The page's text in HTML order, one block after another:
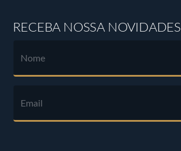
RECEBA NOSSA NOVIDADES